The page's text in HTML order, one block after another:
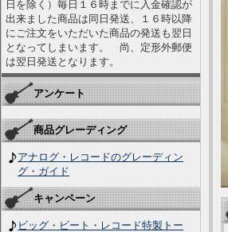
日を除く）毎日１６時までに入金確認が
出来ました商品は同日発送、１６時以降
にご注文をいただいた商品の発送も翌日
となってしまいます。 尚、定形外郵便
は翌日発送となります。
アンケート
商品グレーディング
アナログ・レコードのグレーディン
グ・ガイド
キャンペーン
ビッグ・ビート・レコード特製トー